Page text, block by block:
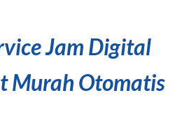
Jam Digital
Murah Otomatis